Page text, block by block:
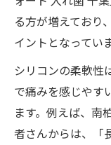
る方が増えており
イントとなってい
シリコンの柔軟性
で痛みを感じやす
ます。例えば、南
者さんからは、「